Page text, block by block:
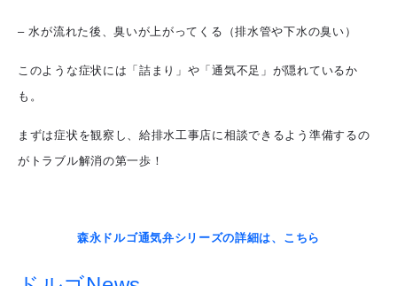
– 水が流れた後、臭いが上がってくる（排水管や下水の臭い）
このような症状には「詰まり」や「通気不足」が隠れているか
も。
まずは症状を観察し、給排水工事店に相談できるよう準備するの
がトラブル解消の第一歩！
森永ドルゴ通気弁シリーズの詳細は、こちら